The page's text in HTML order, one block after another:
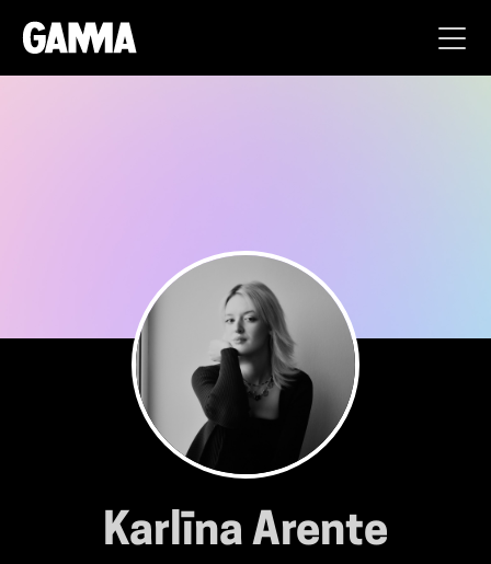
Karlīna Arente